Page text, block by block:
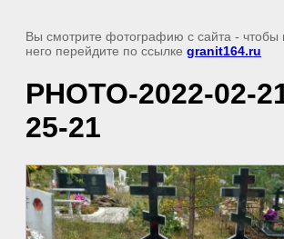
Вы смотрите фотографию с сайта - чтобы
него перейдите по ссылке granit164.ru
PHOTO-2022-02-
25-21